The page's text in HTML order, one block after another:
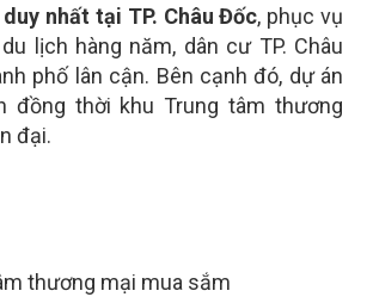
nhất tại TP. Châu Đốc, phục vụ
lịch hàng năm, dân cư TP. Châu
phố lân cận. Bên cạnh đó, dự án
đồng thời khu Trung tâm thương
đại.
thương mại mua sắm